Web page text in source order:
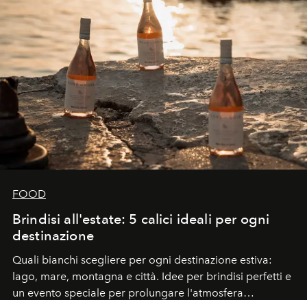
FOOD
Brindisi all'estate: 5 calici ideali per ogni
destinazione
Quali bianchi scegliere per ogni destinazione estiva:
lago, mare, montagna e città. Idee per brindisi perfetti e
un evento speciale per prolungare l'atmosfera